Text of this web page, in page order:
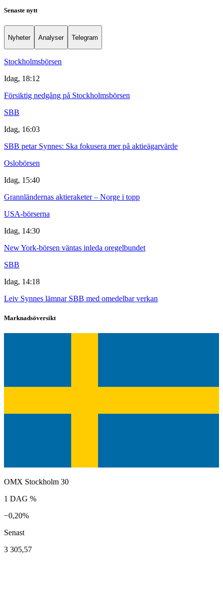
Senaste nytt
Nyheter Analyser Telegram
Stockholmsbörsen
Idag, 18:12
Försiktig nedgång på Stockholmsbörsen
SBB
Idag, 16:03
SBB petar Synnes: Ska fokusera mer på aktieägarvärde
Oslobörsen
Idag, 15:40
Grannländernas aktieraketer – Norge i topp
USA-börserna
Idag, 14:30
New York-börsen väntas inleda oregelbundet
SBB
Idag, 14:18
Leiv Synnes lämnar SBB med omedelbar verkan
Marknadsöversikt
OMX Stockholm 30
1 DAG %
−0,20%
Senast
3 305,57